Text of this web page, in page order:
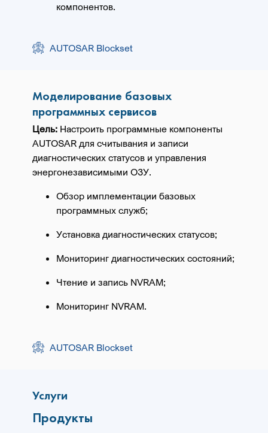
компонентов.
AUTOSAR Blockset
Моделирование базовых
программных сервисов
Цель: Настроить программные компоненты
AUTOSAR для считывания и записи
диагностических статусов и управления
энергонезависимыми ОЗУ.
Обзор имплементации базовых
программных служб;
Установка диагностических статусов;
Мониторинг диагностических состояний;
Чтение и запись NVRAM;
Мониторинг NVRAM.
AUTOSAR Blockset
Услуги
Продукты